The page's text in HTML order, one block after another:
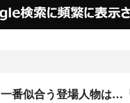
一番似合う登場人物は…